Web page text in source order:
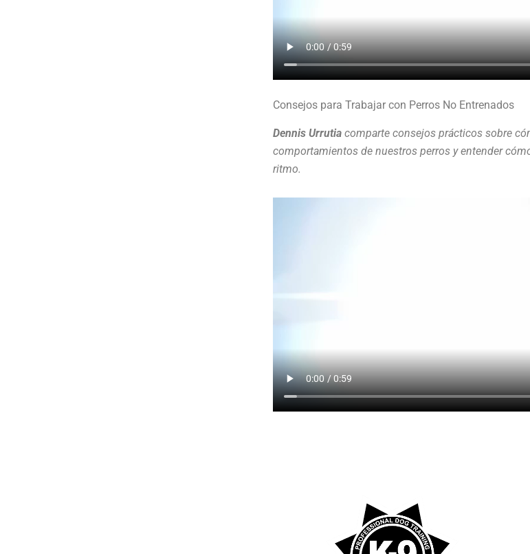
Consejos para Trabajar con Perros No Entrenados
Dennis Urrutia comparte consejos prácticos sobre
comportamientos de nuestros perros y entender
ritmo.